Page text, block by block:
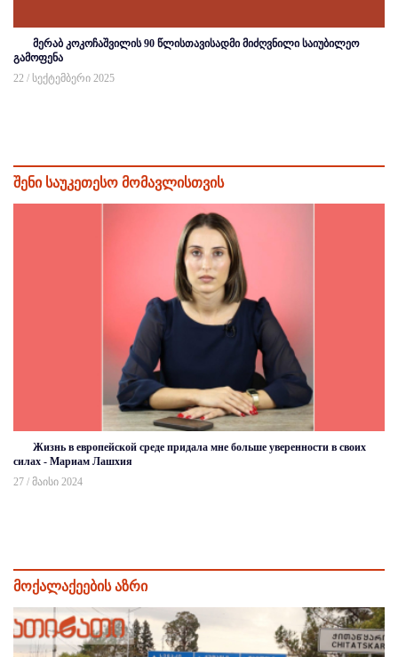
მერაბ კოკოჩაშვილის 90 წლისთავისადმი მიძღვნილი საიუბილეო
გამოფენა
22 / სექტემბერი 2025
შენი საუკეთესო მომავლისთვის
Жизнь в европейской среде придала мне больше уверенности в своих
силах - Мариам Лашхия
27 / მაისი 2024
მოქალაქეების აზრი